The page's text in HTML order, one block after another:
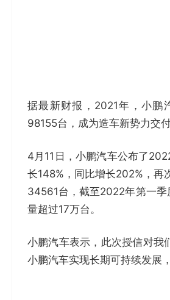
据最新财报，2021年，小鹏
98155台，成为造车新势力交付
4月11日，小鹏汽车公布了
长148%，同比增长202%，再
34561台，截至2022年第一季
量超过17万台。
小鹏汽车表示，此次授信对我
小鹏汽车实现长期可持续发展